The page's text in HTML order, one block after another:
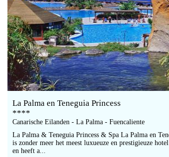
La Palma en Teneguia Princess
****
Canarische Eilanden - La Palma - Fuencaliente
La Palma & Teneguia Princess & Spa La Palma en
is zonder meer het meest luxueuze en prestigieuze
en heeft a...